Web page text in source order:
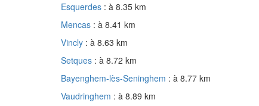
Esquerdes : à 8.35 km
Mencas : à 8.41 km
Vincly : à 8.63 km
Setques : à 8.72 km
Bayenghem-lès-Seninghem : à 8.77 km
Vaudringhem : à 8.89 km